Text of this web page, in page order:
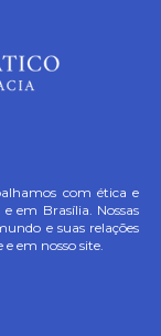
com ética e
em Brasília. Nossas
e suas relações
em nosso site.